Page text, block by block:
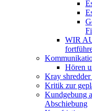
WIR
Hören
Kray
Kritik zur
Kundgebung
Abschiebung